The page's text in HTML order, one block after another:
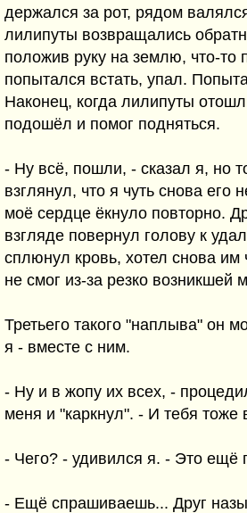
держался за рот, рядом
лилипуты возвращались
положив руку на землю, что-то
попытался встать, упал.
Наконец, когда лилипуты
подошёл и помог подняться.
- Ну всё, пошли, - сказал я, но
взглянул, что я чуть снова его
моё сердце ёкнуло повторно.
взгляде повернул голову к
сплюнул кровь, хотел снова им
не смог из-за резко возникшей
Третьего такого "наплыва" он
я - вместе с ним.
- Ну и в жопу их всех, -
меня и "каркнул". - И тебя тоже
- Чего? - удивился я. - Это ещё
- Ещё спрашиваешь... Друг